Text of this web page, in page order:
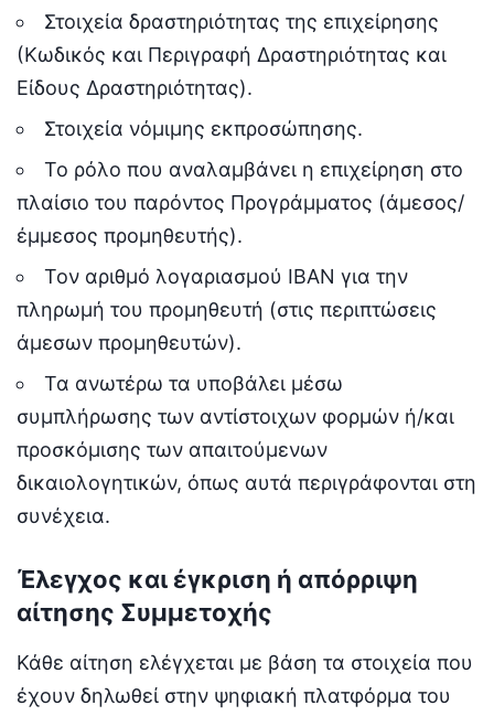
Στοιχεία δραστηριότητας της επιχείρησης
(Κωδικός και Περιγραφή Δραστηριότητας και
Είδους Δραστηριότητας).
Στοιχεία νόμιμης εκπροσώπησης.
Το ρόλο που αναλαμβάνει η επιχείρηση στο
πλαίσιο του παρόντος Προγράμματος (άμεσος/
έμμεσος προμηθευτής).
Τον αριθμό λογαριασμού IBAN για την
πληρωμή του προμηθευτή (στις περιπτώσεις
άμεσων προμηθευτών).
Τα ανωτέρω τα υποβάλει μέσω
συμπλήρωσης των αντίστοιχων φορμών ή/και
προσκόμισης των απαιτούμενων
δικαιολογητικών, όπως αυτά περιγράφονται στη
συνέχεια.
Έλεγχος και έγκριση ή απόρριψη
αίτησης Συμμετοχής
Κάθε αίτηση ελέγχεται με βάση τα στοιχεία που
έχουν δηλωθεί στην ψηφιακή πλατφόρμα του